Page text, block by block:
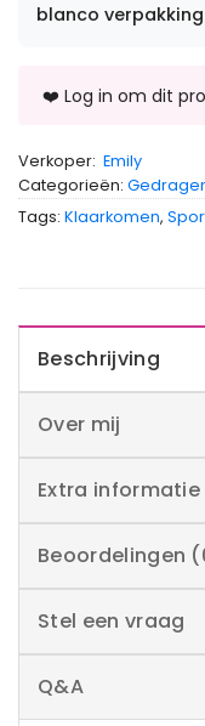
blanco verpakking
Verkoper: Emily
Categorieën:
Tags: Klaarkomen,
Beschrijving
Over mij
Extra informatie
Beoordelingen
Stel een vraag
Q&A